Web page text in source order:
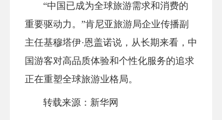
“中国已成为全球旅游需求和消费的
重要驱动力。”肯尼亚旅游局企业传播副
主任基穆塔伊·恩盖诺说，从长期来看，中
国游客对高品质体验和个性化服务的追求
正在重塑全球旅游业格局。
转载来源：新华网